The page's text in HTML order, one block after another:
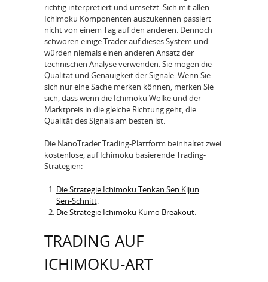
richtig interpretiert und umsetzt. Sich mit allen
Ichimoku Komponenten auszukennen passiert
nicht von einem Tag auf den anderen. Dennoch
schwören einige Trader auf dieses System und
würden niemals einen anderen Ansatz der
technischen Analyse verwenden. Sie mögen die
Qualität und Genauigkeit der Signale. Wenn Sie
sich nur eine Sache merken können, merken Sie
sich, dass wenn die Ichimoku Wolke und der
Marktpreis in die gleiche Richtung geht, die
Qualität des Signals am besten ist.
Die NanoTrader Trading-Plattform beinhaltet zwei
kostenlose, auf Ichimoku basierende Trading-
Strategien:
Die Strategie Ichimoku Tenkan Sen Kijun
Sen-Schnitt.
Die Strategie Ichimoku Kumo Breakout.
TRADING AUF
ICHIMOKU-ART